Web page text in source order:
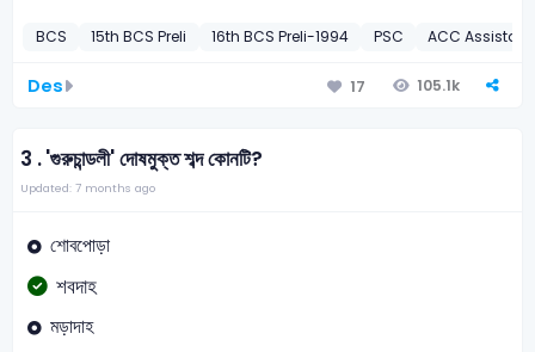
BCS 15th BCS Preli 16th BCS Preli-1994 PSC ACC
Des 17 105.1k
3 .'গুরুচান্ডলী' দোষমুক্ত শব্দ কোনটি?
Updated: 7 months ago
শোবপোড়া
শবদাহ
মড়াদাহ